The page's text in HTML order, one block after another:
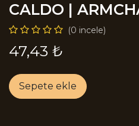
CALDO |
(0 incele)
47,43 ₺
Sepete ekle